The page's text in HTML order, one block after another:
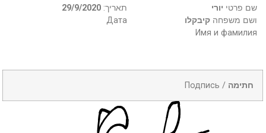
29/9/2020 :תאריך
Дата
שם פרטי יורי
ושם משפחה קיבקלו
Имя и фамилия
Подпись / חתימה